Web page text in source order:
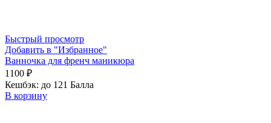
Быстрый просмотр
Добавить в "Избранное"
Ванночка для френч маникюра
1100 ₽
Кешбэк: до 121 Балла
В корзину